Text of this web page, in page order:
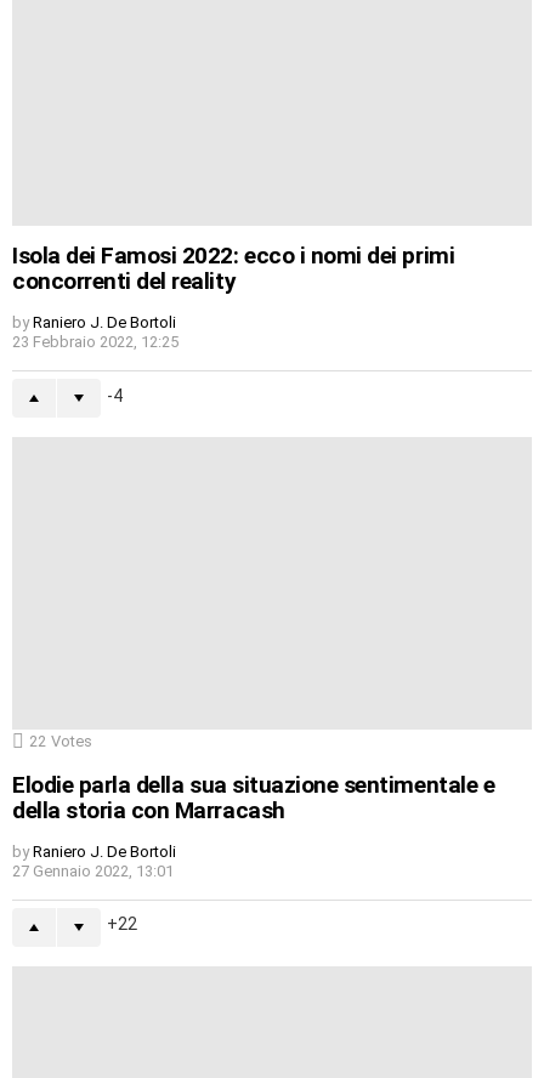
Isola dei Famosi 2022: ecco i nomi dei primi
concorrenti del reality
by Raniero J. De Bortoli
23 Febbraio 2022, 12:25
-4
22 Votes
Elodie parla della sua situazione sentimentale e
della storia con Marracash
by Raniero J. De Bortoli
27 Gennaio 2022, 13:01
22